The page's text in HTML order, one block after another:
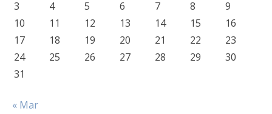
3
4 5 6 7 8
9
10
11 12 13 14 15
16
17
18 19 20 21 22
23
24
25 26 27 28 29
30
31
« Mar